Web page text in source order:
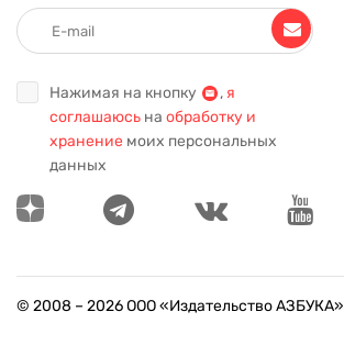
Нажимая на кнопку , я
соглашаюсь на обработку и
хранение моих персональных
данных
© 2008 – 2026ООО «Издательство АЗБУКА»